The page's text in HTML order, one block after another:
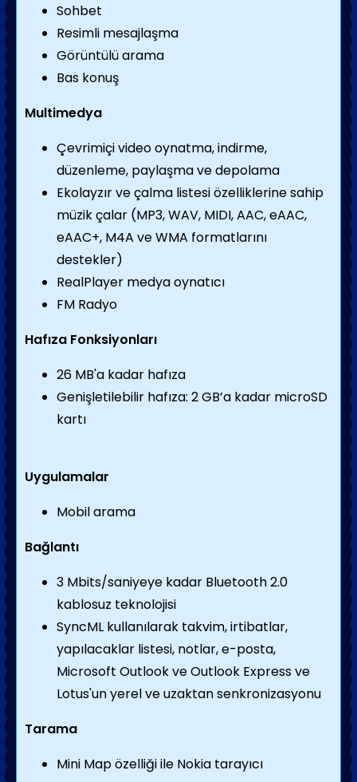
Sohbet
Resimli mesajlaşma
Görüntülü arama
Bas konuş
Multimedya
Çevrimiçi video oynatma, indirme,
düzenleme, paylaşma ve depolama
Ekolayzır ve çalma listesi özelliklerine sahip
müzik çalar (MP3, WAV, MIDI, AAC, eAAC,
eAAC+, M4A ve WMA formatlarını
destekler)
RealPlayer medya oynatıcı
FM Radyo
Hafıza Fonksiyonları
26 MB'a kadar hafıza
Genişletilebilir hafıza: 2 GB’a kadar microSD
kartı
Uygulamalar
Mobil arama
Bağlantı
3 Mbits/saniyeye kadar Bluetooth 2.0
kablosuz teknolojisi
SyncML kullanılarak takvim, irtibatlar,
yapılacaklar listesi, notlar, e-posta,
Microsoft Outlook ve Outlook Express ve
Lotus'un yerel ve uzaktan senkronizasyonu
Tarama
Mini Map özelliği ile Nokia tarayıcı